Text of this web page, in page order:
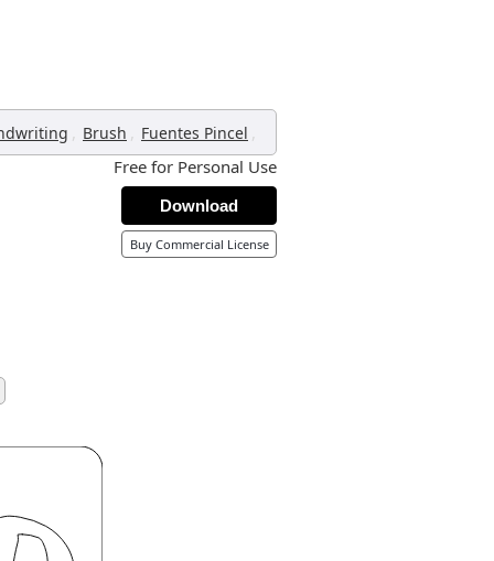
, Brush , Fuentes Pincel ,
Free for Personal Use
Download
Buy Commercial License